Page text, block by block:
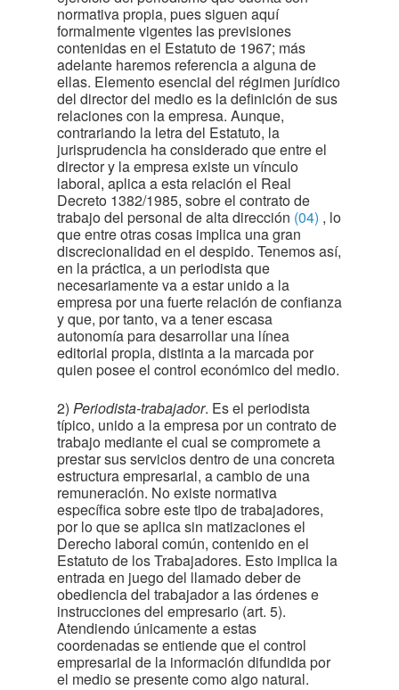
normativa propia, pues siguen aquí
formalmente vigentes las previsiones
contenidas en el Estatuto de 1967; más
adelante haremos referencia a alguna de
ellas. Elemento esencial del régimen jurídico
del director del medio es la definición de sus
relaciones con la empresa. Aunque,
contrariando la letra del Estatuto, la
jurisprudencia ha considerado que entre el
director y la empresa existe un vínculo
laboral, aplica a esta relación el Real
Decreto 1382/1985, sobre el contrato de
trabajo del personal de alta dirección (04) , lo
que entre otras cosas implica una gran
discrecionalidad en el despido. Tenemos así,
en la práctica, a un periodista que
necesariamente va a estar unido a la
empresa por una fuerte relación de confianza
y que, por tanto, va a tener escasa
autonomía para desarrollar una línea
editorial propia, distinta a la marcada por
quien posee el control económico del medio.
2) Periodista-trabajador. Es el periodista
típico, unido a la empresa por un contrato de
trabajo mediante el cual se compromete a
prestar sus servicios dentro de una concreta
estructura empresarial, a cambio de una
remuneración. No existe normativa
específica sobre este tipo de trabajadores,
por lo que se aplica sin matizaciones el
Derecho laboral común, contenido en el
Estatuto de los Trabajadores. Esto implica la
entrada en juego del llamado deber de
obediencia del trabajador a las órdenes e
instrucciones del empresario (art. 5).
Atendiendo únicamente a estas
coordenadas se entiende que el control
empresarial de la información difundida por
el medio se presente como algo natural.